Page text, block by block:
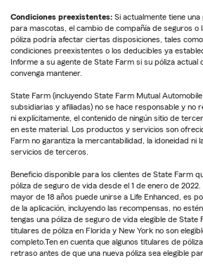
Condiciones preexistentes: Si actualmente tiene
para mascotas, el cambio de compañía de seguros o
póliza podría afectar ciertas disposiciones, tales
condiciones preexistentes o los deducibles ya
Informe a su agente de State Farm si su póliza actual
convenga mantener.
State Farm (incluyendo State Farm Mutual
subsidiarias y afiliadas) no se hace responsable y no
ni explícitamente, el contenido de ningún sitio de
en este material. Los productos y servicios son
Farm no garantiza la mercantabilidad, la idoneidad ni
servicios de terceros.
Beneficio disponible para los clientes de State Farm
póliza de seguro de vida desde el 1 de enero de
mayor de 18 años puede unirse a Life Enhanced, es
de la aplicación, incluyendo las recompensas, no
tengas una póliza de seguro de vida elegible de State
titulares de póliza en Florida y New York no son
completo.Ten en cuenta que algunos titulares de
retraso antes de que una nueva póliza sea elegible